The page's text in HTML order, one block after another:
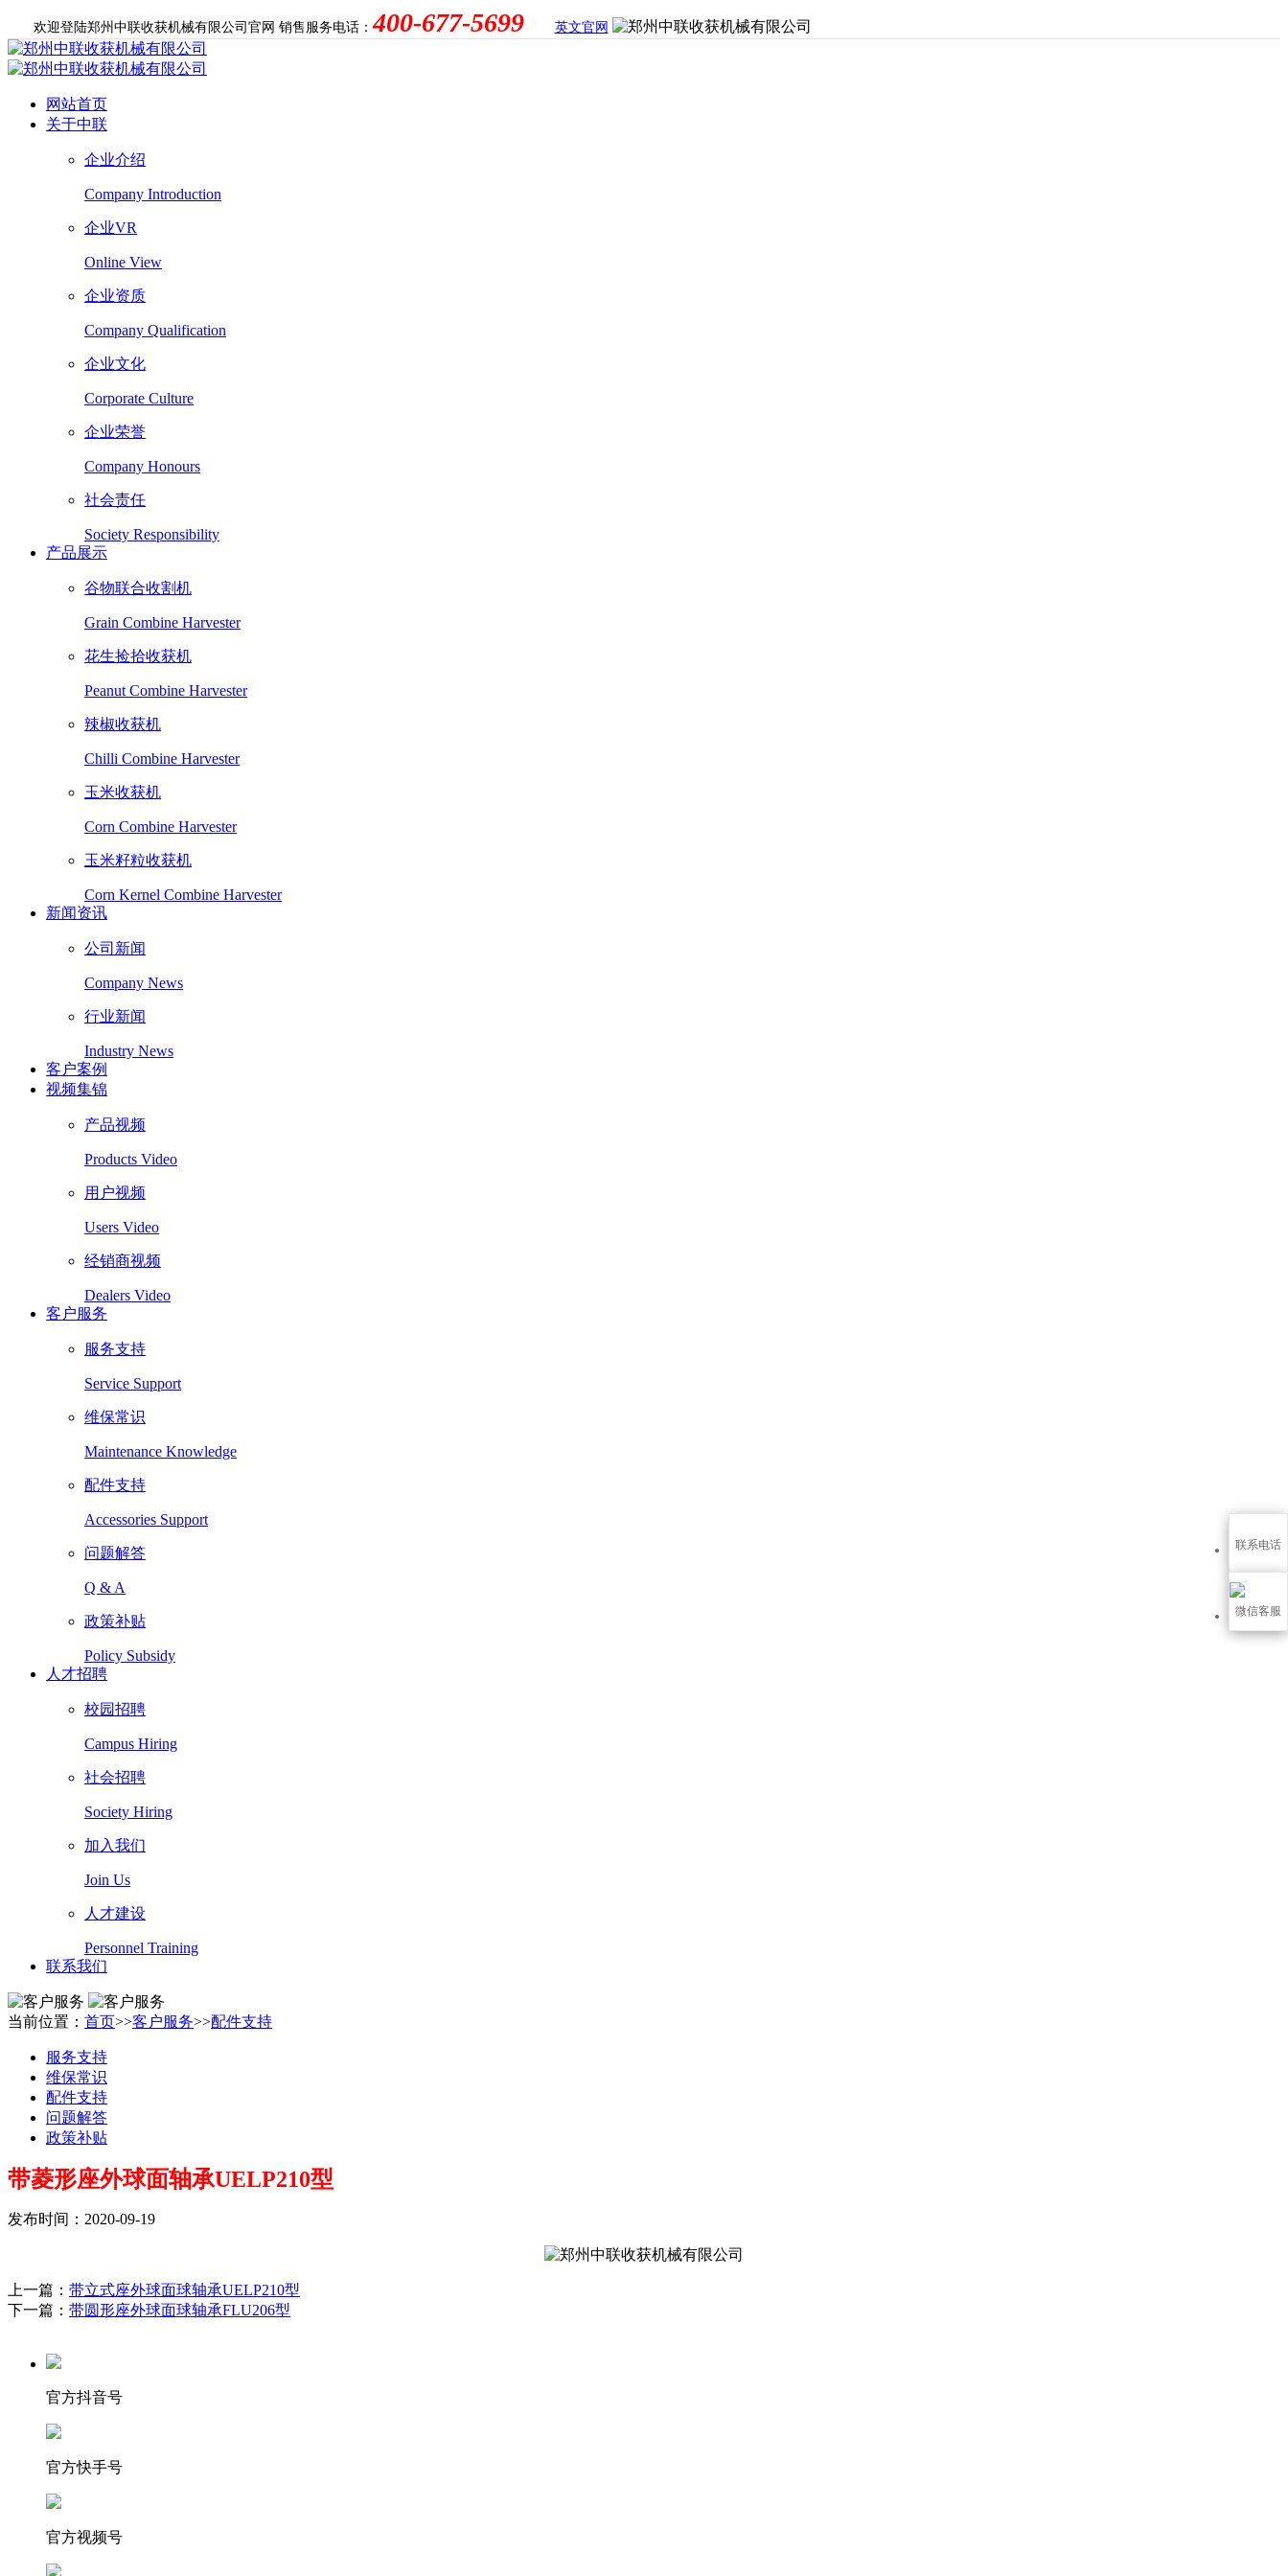
欢迎登陆郑州中联收获机械有限公司官网 销售服务电话：400-677-5699 英文官网
网站首页
关于中联
企业介绍
Company Introduction
企业VR
Online View
企业资质
Company Qualification
企业文化
Corporate Culture
企业荣誉
Company Honours
社会责任
Society Responsibility
产品展示
谷物联合收割机
Grain Combine Harvester
花生捡拾收获机
Peanut Combine Harvester
辣椒收获机
Chilli Combine Harvester
玉米收获机
Corn Combine Harvester
玉米籽粒收获机
Corn Kernel Combine Harvester
新闻资讯
公司新闻
Company News
行业新闻
Industry News
客户案例
视频集锦
产品视频
Products Video
用户视频
Users Video
经销商视频
Dealers Video
客户服务
服务支持
Service Support
维保常识
Maintenance Knowledge
配件支持
Accessories Support
问题解答
Q & A
政策补贴
Policy Subsidy
人才招聘
校园招聘
Campus Hiring
社会招聘
Society Hiring
加入我们
Join Us
人才建设
Personnel Training
联系我们
当前位置： 首页>>客户服务>>配件支持
服务支持
维保常识
配件支持
问题解答
政策补贴
带菱形座外球面轴承UELP210型
发布时间：2020-09-19
上一篇： 带立式座外球面球轴承UELP210型
下一篇： 带圆形座外球面球轴承FLU206型
官方抖音号
官方快手号
官方视频号
联系电话
微信客服